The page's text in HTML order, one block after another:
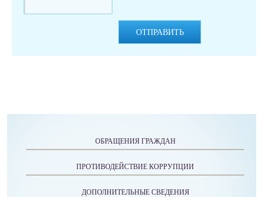
ОТПРАВИТЬ
ОБРАЩЕНИЯ ГРАЖДАН
ПРОТИВОДЕЙСТВИЕ КОРРУПЦИИ
ДОПОЛНИТЕЛЬНЫЕ СВЕДЕНИЯ